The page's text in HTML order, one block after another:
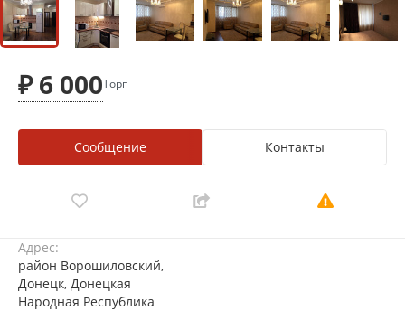
₽ 6 000Торг
Сообщение Контакты
Адрес:
район Ворошиловский,
Донецк, Донецкая
Народная Республика